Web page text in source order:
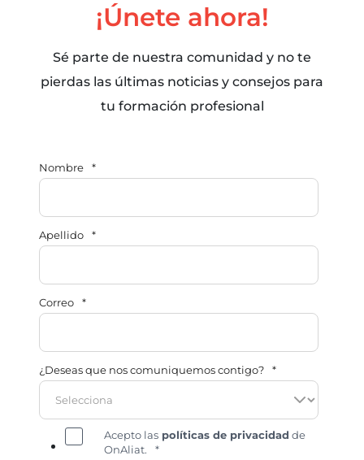
¡Únete ahora!
Sé parte de nuestra comunidad y no te
pierdas las últimas noticias y consejos para
tu formación profesional
Nombre *
Apellido *
Correo *
¿Deseas que nos comuniquemos contigo? *
Acepto las políticas de privacidad de
OnAliat.
*